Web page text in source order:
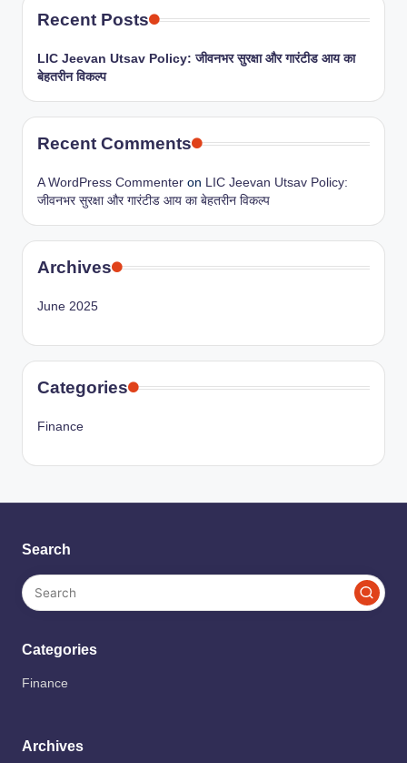
p
Recent Posts
LIC Jeevan Utsav Policy: जीवनभर सुरक्षा और गारंटीड आय का
बेहतरीन विकल्प
Recent Comments
A WordPress Commenter on LIC Jeevan Utsav Policy:
जीवनभर सुरक्षा और गारंटीड आय का बेहतरीन विकल्प
Archives
June 2025
Categories
Finance
Search
Categories
Finance
Archives